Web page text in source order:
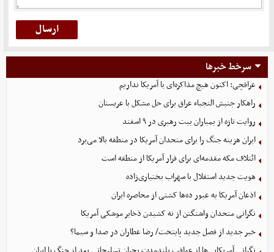
سرخط خبرها
عراقچی: اکنون هیچ مذاکره‌ای با آمریکا نداریم
راهکار جنبش النجباء عراق برای حل مشکل با عربستان
روایت تازه از بمباران بیت رهبری در ۹ اسفند
ایران هزینه جنگ را برای متحدان آمریکا در منطقه بالا می‌برد
ائتلاف مکه مقدمه‌ای برای فرار آمریکا از منطقه است
هویت جدید استقلال با سهراب بختیاری‌زاده
اذعان آمریکا به عبور ده‌ها کشتی از محاصره ایران
نگرانی متحدان واشنگتن از ته کشیدن ذخایر موشکی آمریکا
خبر جدید از فصل جدید پایتخت/ رضا عطاران در صدا و سیما؟